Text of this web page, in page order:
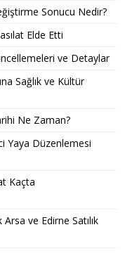
Sonucu Nedir?
Elde Etti
ve Detaylar
Sağlık ve Kültür
Ne Zaman?
Yaya Düzenlemesi
Kaçta
ve Edirne Satılık